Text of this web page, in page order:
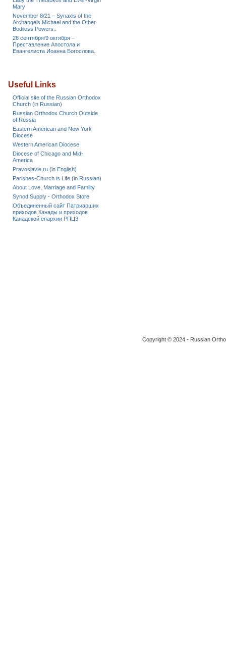
Mary
November 8/21 – Synaxis of the
Archangels Michael and the Other
Bodiless Powers..
26 сентября/9 октября –
Преставление Апостола и
Евангелиста Иоанна Богослова.
Useful Links
Official site of the Russian Orthodox
Church (in Russian)
Russian Orthodox Church Outside
of Russia
Eastern American and New York
Diocese
Western American Diocese
Diocese of Chicago and Mid-
America
Pravoslavie.ru (in English)
Parishes-Church is Life (in Russian)
About Love, Marriage and Familty
Synod Supply - Orthodox Store
Объединенный сайт Патриарших
приходов Канады и приходов
Канадской епархии РПЦЗ
Copyright © 2024 - Russian